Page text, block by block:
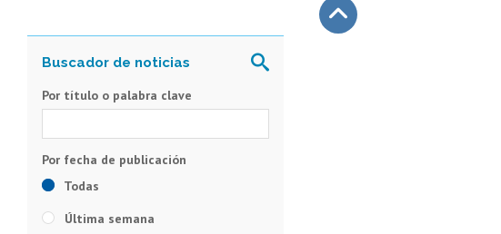
Por título o palabra clave
Todas
Última semana